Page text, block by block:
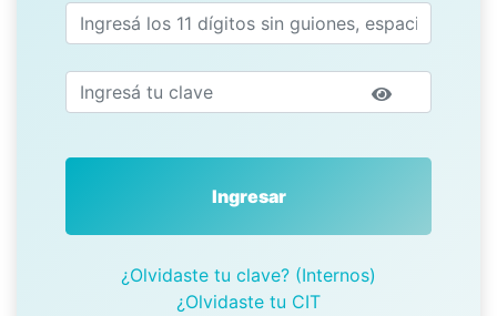
Ingresar
¿Olvidaste tu clave? (Internos)
¿Olvidaste tu CIT